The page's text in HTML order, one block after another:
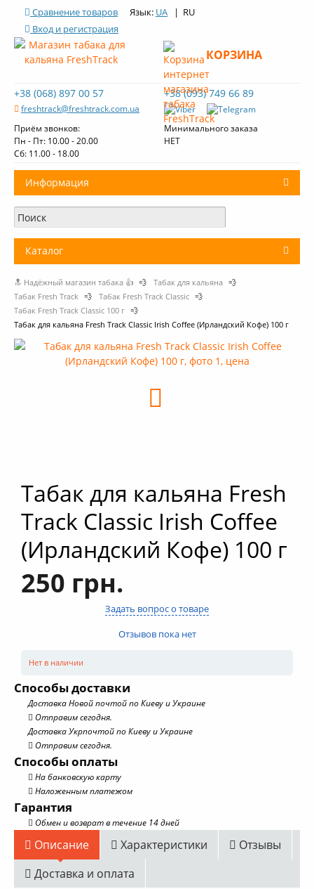
Сравнение товаров Язык: UA | RU
Вход и регистрация
+38 (068) 897 00 57
freshtrack@freshtrack.com.ua
+38 (093) 749 66 89
Приём звонков:
Пн - Пт: 10.00 - 20.00
Cб: 11.00 - 18.00
Минимального заказа
НЕТ
КОРЗИНА
Информация
О нас
Доставка и оплата
Обзоры табака Fresh Track
Каталог
Табак для кальяна
Уголь для кальяна
Кальяны
Комплектующие для кальяна
🔝 Надёжный магазин табака 👍 💨 Табак для кальяна 💨
Табак Fresh Track 💨 Табак Fresh Track Classic 💨
Табак Fresh Track Classic 100 г 💨
Табак для кальяна Fresh Track Classic Irish Coffee (Ирландский Кофе) 100 г
Табак для кальяна Fresh
Track Classic Irish Coffee
(Ирландский Кофе) 100 г
250 грн.
Задать вопрос о товаре
Отзывов пока нет
Нет в наличии
Способы доставки
Доставка Новой почтой по Киеву и Украине
Отправим сегодня.
Доставка Укрпочтой по Киеву и Украине
Отправим сегодня.
Способы оплаты
На банковскую карту
Наложенным платежом
Гарантия
Обмен и возврат в течение 14 дней
Описание Характеристики
Отзывы
Доставка и оплата